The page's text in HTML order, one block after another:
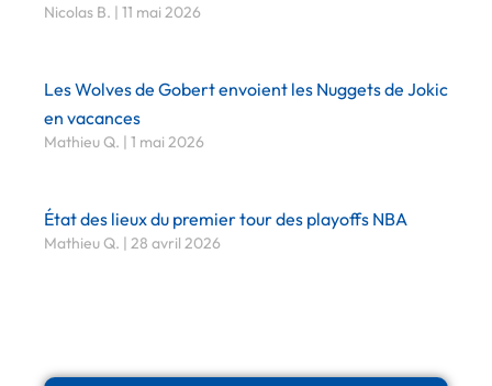
Nicolas B. 11 mai 2026
Les Wolves de Gobert envoient les Nuggets de Jokic
en vacances
Mathieu Q. 1 mai 2026
État des lieux du premier tour des playoffs NBA
Mathieu Q. 28 avril 2026